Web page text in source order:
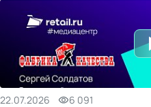
22.07.2026 6 091